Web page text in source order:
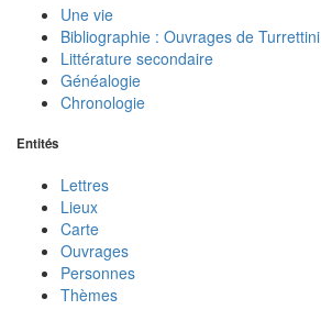
Une vie
Bibliographie : Ouvrages de Turrettini
Littérature secondaire
Généalogie
Chronologie
Entités
Lettres
Lieux
Carte
Ouvrages
Personnes
Thèmes